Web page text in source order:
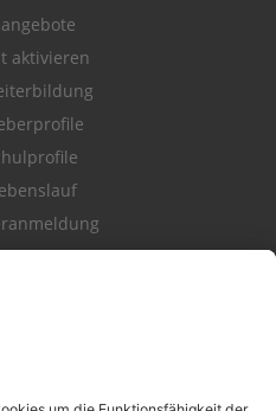
aktivieren
den Stellenkatalog
AGB